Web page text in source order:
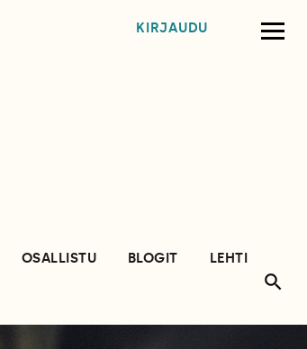
KIRJAUDU
OSALLISTU BLOGIT
LEHTI